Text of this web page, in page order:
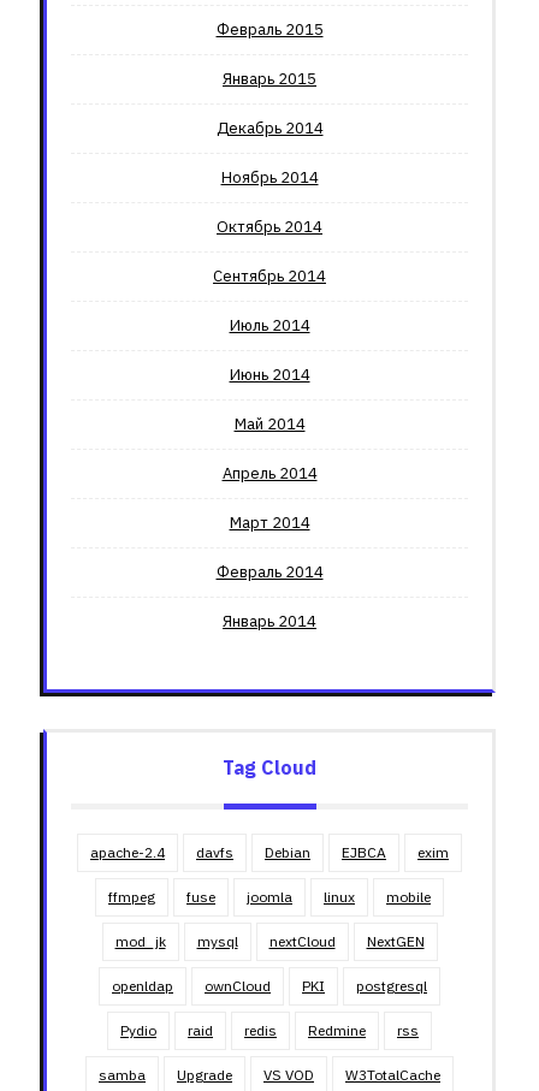
Февраль 2015
Январь 2015
Декабрь 2014
Ноябрь 2014
Октябрь 2014
Сентябрь 2014
Июль 2014
Июнь 2014
Май 2014
Апрель 2014
Март 2014
Февраль 2014
Январь 2014
Tag Cloud
apache-2.4 davfs Debian EJBCA exim
ffmpeg fuse joomla linux mobile
mod_jk mysql nextCloud NextGEN
openldap ownCloud PKI postgresql
Pydio raid redis Redmine rss
samba Upgrade VS VOD W3TotalCache